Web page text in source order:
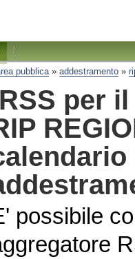
pubblica» addestramento»
RSS per
possibile